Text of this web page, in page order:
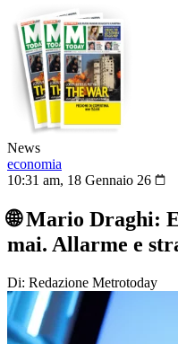
News
economia
10:31 am, 18 Gennaio 26
🌐 Mario Draghi:
mai. Allarme e
Di: Redazione Metrotoday